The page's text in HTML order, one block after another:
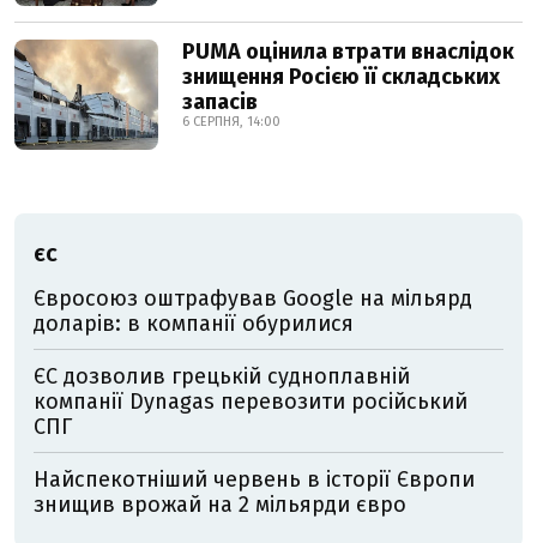
PUMA оцінила втрати внаслідок
знищення Росією її складських
запасів
6 СЕРПНЯ, 14:00
ЄС
Євросоюз оштрафував Google на мільярд
доларів: в компанії обурилися
ЄС дозволив грецькій судноплавній
компанії Dynagas перевозити російський
СПГ
Найспекотніший червень в історії Європи
знищив врожай на 2 мільярди євро